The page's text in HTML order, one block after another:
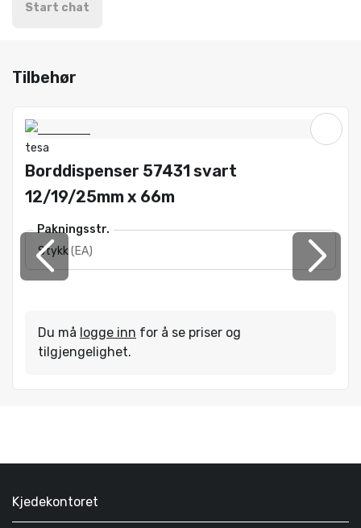
Start chat
Tilbehør
tesa
Borddispenser 57431 svart
12/19/25mm x 66m
Pakningsstr.
Stykk(EA)
Du må logge inn for å se priser og
tilgjengelighet.
Kjedekontoret